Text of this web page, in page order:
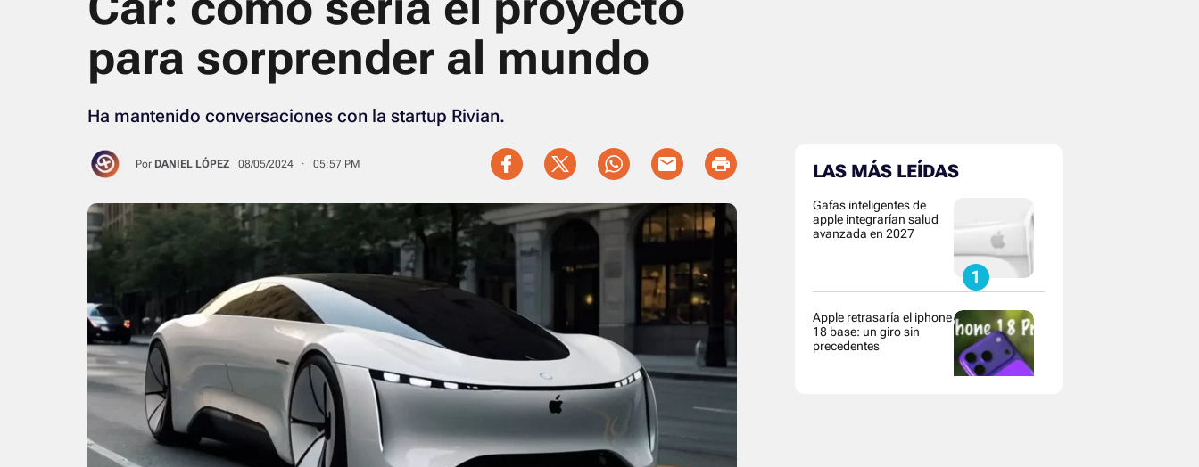
para sorprender al mundo
Ha mantenido conversaciones con la startup Rivian.
Por DANIEL LÓPEZ 08/05/2024 · 05:57 PM LAS MÁS LEÍDAS
Gafas inteligentes de
apple integrarían salud
avanzada en 2027
Apple retrasaría el iphone
18 base: un giro sin
precedentes